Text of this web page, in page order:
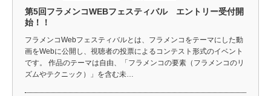
第5回フラメンコWEBフェスティバル エントリー受付開
始！！
フラメンコWebフェスティバルとは、フラメンコをテーマにした動
画をWebに公開し、視聴者の投票によるコンテスト形式のイベント
です。 作品のテーマは自由、「フラメンコの要素（フラメンコのリ
ズムやテクニック）」を含む未…